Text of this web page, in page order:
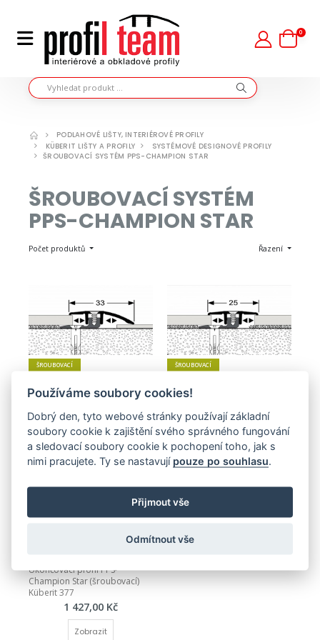
0
PODLAHOVÉ LIŠTY, INTERIÉROVÉ PROFILY
KÜBERIT LIŠTY A PROFILY
SYSTÉMOVÉ DESIGNOVÉ PROFILY
ŠROUBOVACÍ SYSTÉM PPS-CHAMPION STAR
ŠROUBOVACÍ SYSTÉM
PPS-CHAMPION STAR
Počet produktů Řazení
ŠROUBOVACÍ
Star (šroubovací) Küberit 376
Zobrazit
ŠROUBOVACÍ
(šroubovací) Küberit 378
Zobrazit
Ukončovací profil PPS-
Champion Star (šroubovací)
Küberit 377
1 427,00 Kč
Zobrazit
Používáme soubory cookies!
Dobrý den, tyto webové stránky používají základní
soubory cookie k zajištění svého správného fungování
a sledovací soubory cookie k pochopení toho, jak s
nimi pracujete. Ty se nastavují pouze po souhlasu
Přijmout vše
Odmítnout vše